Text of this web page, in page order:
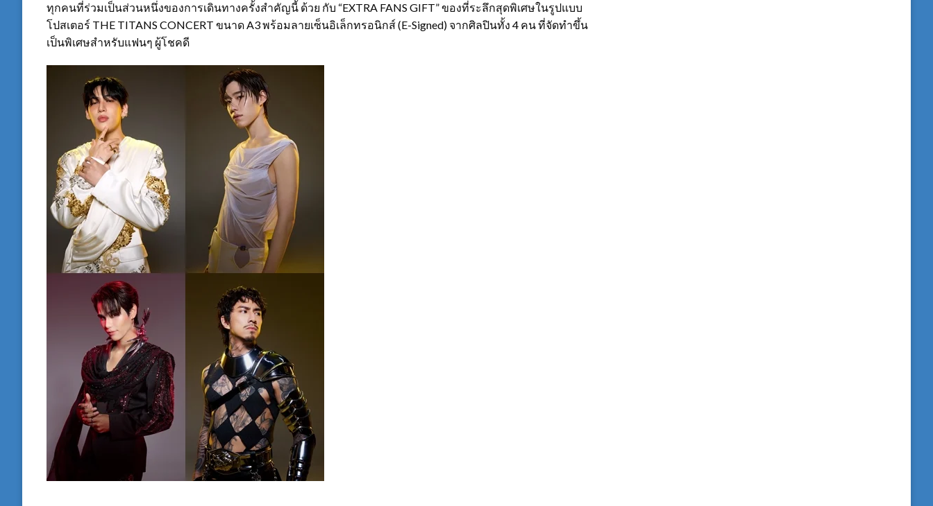
ทุกคนที่ร่วมเป็นส่วนหนึ่งของการเดินทางครั้งสำคัญนี้ ด้วย กับ “EXTRA FANS GIFT” ของที่ระลึกสุดพิเศษในรูปแบบ
โปสเตอร์ THE TITANS CONCERT ขนาด A3 พร้อมลายเซ็นอิเล็กทรอนิกส์ (E-Signed) จากศิลปินทั้ง 4 คน ที่จัดทำขึ้น
เป็นพิเศษสำหรับแฟนๆ ผู้โชคดี